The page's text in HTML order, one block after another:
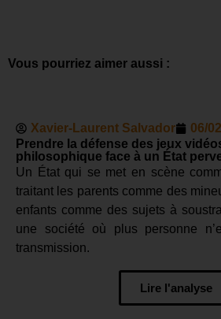
Vous pourriez aimer aussi :
Xavier-Laurent Salvador
06/
Prendre la défense des jeux
philosophique face à un État
Un État qui se met en scène
traitant les parents comme des
enfants comme des sujets à
une société où plus personne
transmission.
Lire l'analyse